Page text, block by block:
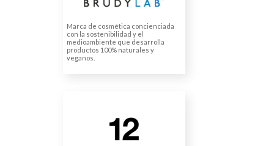
Marca de cosmética concienciada
con la sostenibilidad y el
medioambiente que desarrolla
productos 100% naturales y
veganos.
Locución